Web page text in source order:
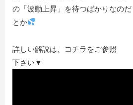
の「波動上昇」を待つばかりなのだ
とか
詳しい解説は、コチラをご参照
下さい▼